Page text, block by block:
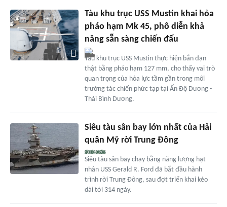
Tàu khu trục USS Mustin khai hỏa
pháo hạm Mk 45, phô diễn khả
năng sẵn sàng chiến đấu
Tàu khu trục USS Mustin thực hiện bắn đạn
thật bằng pháo hạm 127 mm, cho thấy vai trò
quan trọng của hỏa lực tầm gần trong môi
trường tác chiến phức tạp tại Ấn Độ Dương -
Thái Bình Dương.
Siêu tàu sân bay lớn nhất của Hải
quân Mỹ rời Trung Đông
Siêu tàu sân bay chạy bằng năng lượng hạt
nhân USS Gerald R. Ford đã bắt đầu hành
trình rời Trung Đông, sau đợt triển khai kéo
dài tới 314 ngày.